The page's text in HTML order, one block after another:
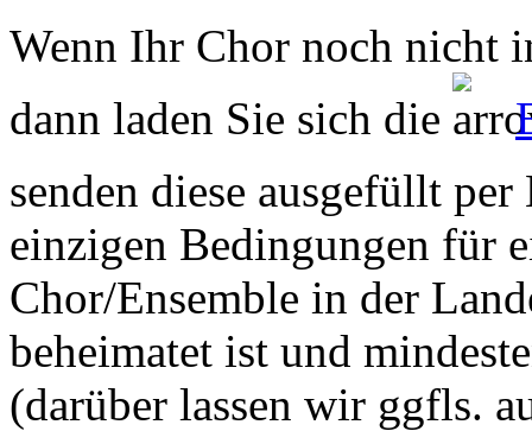
Wenn Ihr Chor noch nicht
dann laden Sie sich die
senden diese ausgefüllt
einzigen Bedingungen für
Chor/Ensemble in der
beheimatet ist und
(darüber lassen wir ggfls.